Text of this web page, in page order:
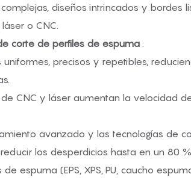
diseños intrincados y
o CNC.
corte de perfiles de espuma :
precisos y repetibles,
CNC y láser aumentan la velocidad
avanzado y las tecnologías de
los desperdicios hasta en un 80
espuma (EPS, XPS, PU, ​​caucho